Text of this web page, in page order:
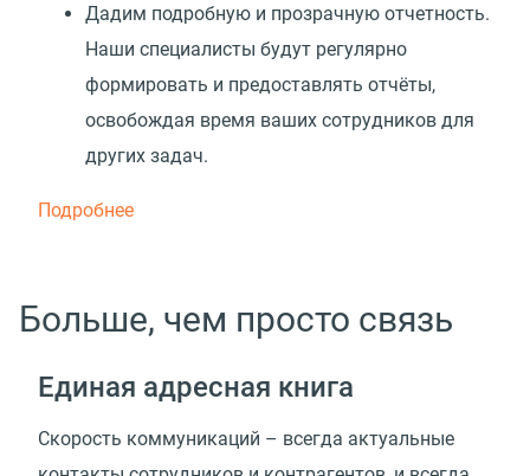
Дадим подробную и прозрачную отчетность.
Наши специалисты будут регулярно
формировать и предоставлять отчёты,
освобождая время ваших сотрудников для
других задач.
Подробнее
Больше, чем просто связь
Единая адресная книга
Скорость коммуникаций – всегда актуальные